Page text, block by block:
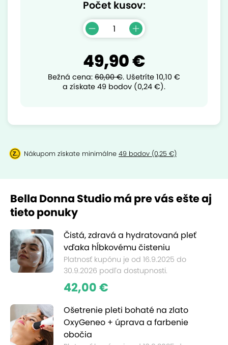
Počet kusov:
49,90 €
Bežná cena: 60,00 €. Ušetríte 10,10 €
a získate 49 bodov (0,24 €).
Nákupom získate minimálne 49 bodov (0,25 €)
Bella Donna Studio má pre vás ešte aj
tieto ponuky
Čistá, zdravá a hydratovaná pleť
vďaka hĺbkovému čisteniu
Platnosť kupónu je od 16.9.2025 do
30.9.2026 podľa dostupnosti.
42,00 €
Ošetrenie pleti bohaté na zlato
OxyGeneo + úprava a farbenie
obočia